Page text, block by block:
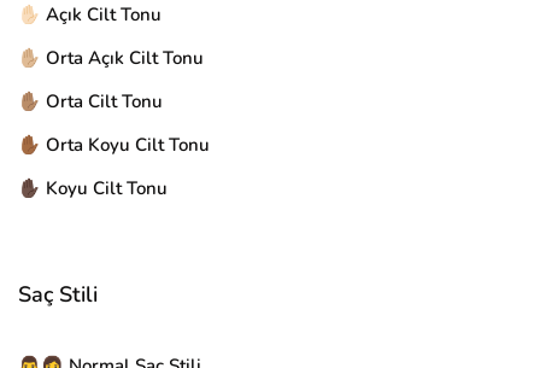
✋🏻 Açık Cilt Tonu
✋🏼 Orta Açık Cilt Tonu
✋🏽 Orta Cilt Tonu
✋🏾 Orta Koyu Cilt Tonu
✋🏿 Koyu Cilt Tonu
Saç Stili